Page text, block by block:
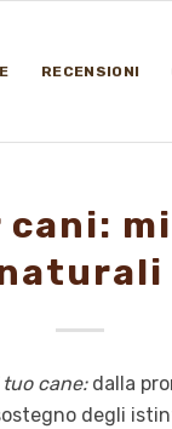
RECENSIONI
cani:
cane:dalla
degli